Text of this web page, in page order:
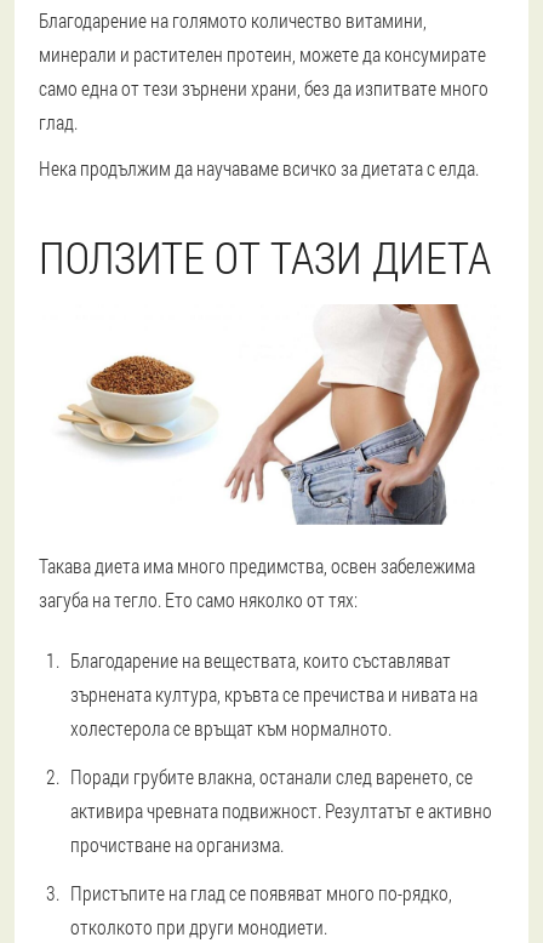
Благодарение на голямото количество витамини,
минерали и растителен протеин, можете да консумирате
само една от тези зърнени храни, без да изпитвате много
глад.
Нека продължим да научаваме всичко за диетата с елда.
ПОЛЗИТЕ ОТ ТАЗИ ДИЕТА
Такава диета има много предимства, освен забележима
загуба на тегло. Ето само няколко от тях:
Благодарение на веществата, които съставляват
зърнената култура, кръвта се пречиства и нивата на
холестерола се връщат към нормалното.
Поради грубите влакна, останали след варенето, се
активира чревната подвижност. Резултатът е активно
прочистване на организма.
Пристъпите на глад се появяват много по-рядко,
отколкото при други монодиети.